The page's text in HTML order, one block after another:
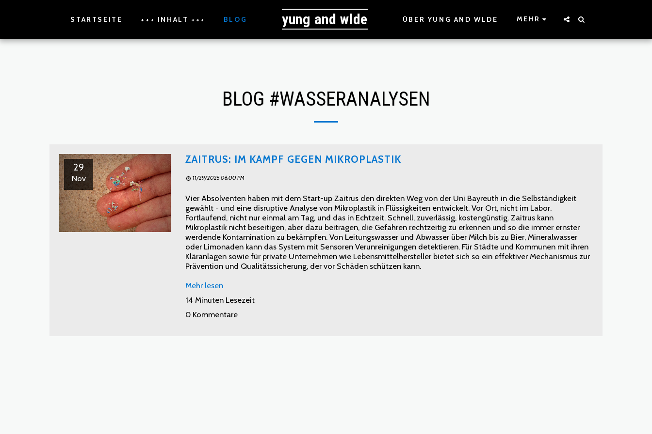
STARTSEITE +++ INHALT +++ BLOG yung and wlde ÜBER YUNG AND WLDE MEHR
BLOG #WASSERANALYSEN
29
Nov
ZAITRUS: IM KAMPF GEGEN MIKROPLASTIK
11/29/2025 06:00 PM
Vier Absolventen haben mit dem Start-up Zaitrus den direkten Weg von der Uni Bayreuth in die Selbständigkeit
gewählt - und eine disruptive Analyse von Mikroplastik in Flüssigkeiten entwickelt. Vor Ort, nicht im Labor.
Fortlaufend, nicht nur einmal am Tag, und das in Echtzeit. Schnell, zuverlässig, kostengünstig. Zaitrus kann
Mikroplastik nicht beseitigen, aber dazu beitragen, die Gefahren rechtzeitig zu erkennen und so die immer ernster
werdende Kontamination zu bekämpfen. Von Leitungswasser und Abwasser über Milch bis zu Bier, Mineralwasser
oder Limonaden kann das System mit Sensoren Verunreinigungen detektieren. Für Städte und Kommunen mit ihren
Kläranlagen sowie für private Unternehmen wie Lebensmittelhersteller bietet sich so ein effektiver Mechanismus zur
Prävention und Qualitätssicherung, der vor Schäden schützen kann.
Mehr lesen
14 Minuten Lesezeit
0 Kommentare